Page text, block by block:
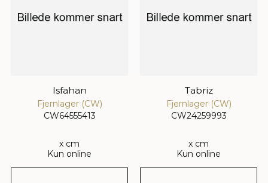
Isfahan
Fjernlager (CW)
CW64555413
x cm
Kun online
Tabriz
Fjernlager (CW)
CW24259993
x cm
Kun online